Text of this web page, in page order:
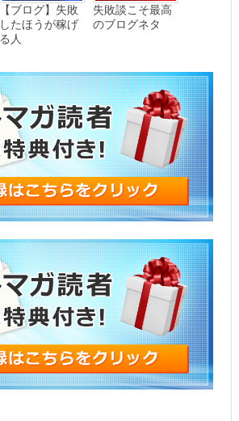
【ブログ】失敗
したほうが稼げ
る人
失敗談こそ最高
のブログネタ